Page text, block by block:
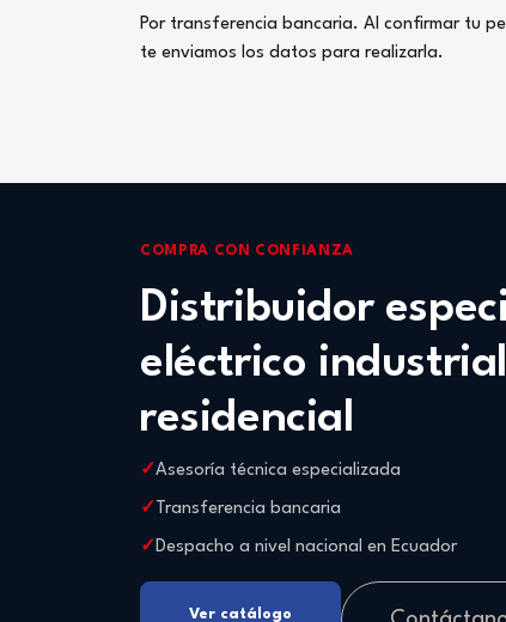
Por transferencia bancaria. Al confirmar tu
te enviamos los datos para realizarla.
COMPRA CON CONFIANZA
Distribuidor
eléctrico
residencial
Asesoría técnica especializada
Transferencia bancaria
Despacho a nivel nacional en Ecuador
Ver catálogo